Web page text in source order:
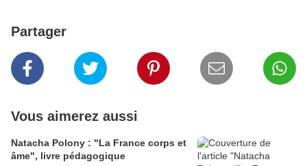
Partager
Vous aimerez aussi
Natacha Polony : "La France corps et
âme", livre pédagogique